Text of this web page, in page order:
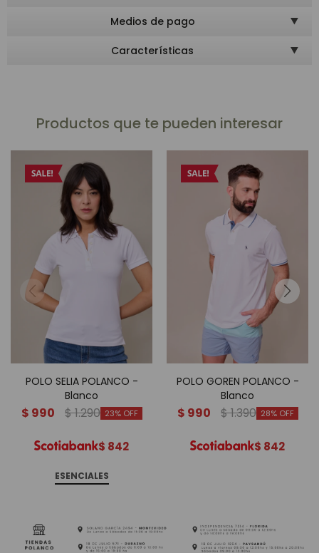
Medios de pago
Características
Productos que te pueden interesar
POLO SELIA POLANCO -
Blanco
$ 990 $1.290 23
$ 842
ESENCIALES
POLO GOREN POLANCO -
Blanco
$ 990 $1.390 28
$ 842